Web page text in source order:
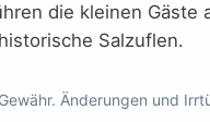
die kleinen Gäste
Salzuflen.
Änderungen und